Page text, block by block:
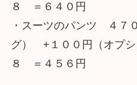
８ ＝６４０円
・スーツのパンツ ４７
グ） +１００円（オプ
８ ＝４５６円